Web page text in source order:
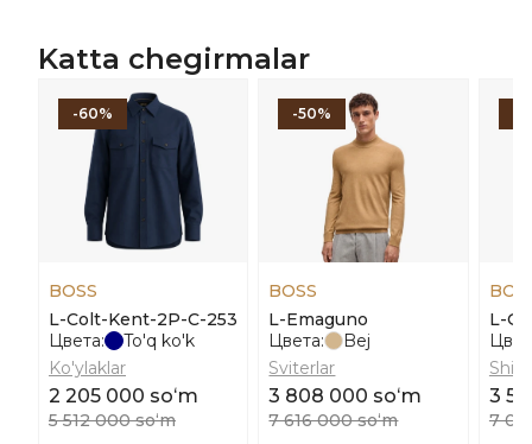
Katta chegirmalar
-60%
BOSS
L-Colt-Kent-2P-C-253
Цвета:
To'q ko'k
Ko'ylaklar
2 205 000 soʻm
5 512 000 soʻm
-50%
BOSS
L-Emaguno
Цвета:
Bej
Sviterlar
3 808 000 soʻm
7 616 000 soʻm
L-
3
7